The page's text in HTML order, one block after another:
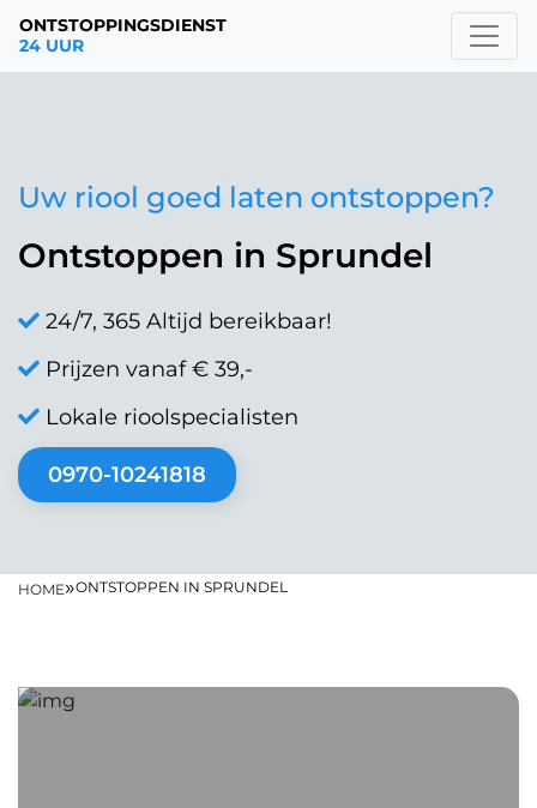
ONTSTOPPINGSDIENST
24 UUR
Uw riool goed laten ontstoppen?
Ontstoppen in Sprundel
24/7, 365 Altijd bereikbaar!
Prijzen vanaf € 39,-
Lokale rioolspecialisten
0970-10241818
HOME»ONTSTOPPEN IN SPRUNDEL